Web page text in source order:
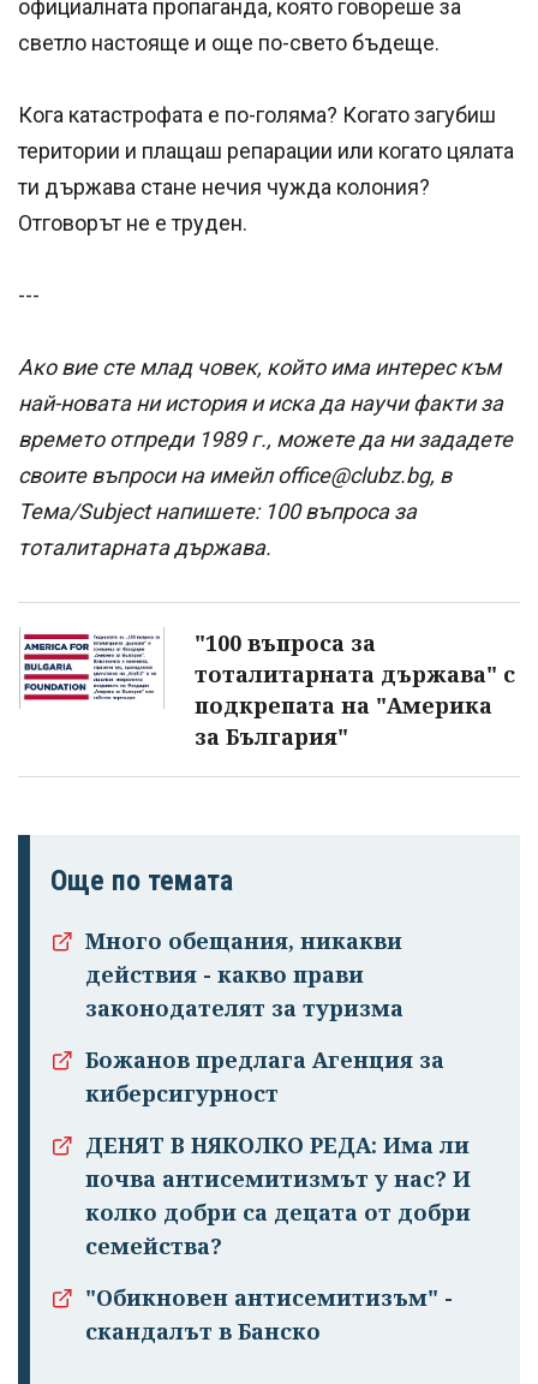
официалната пропаганда, която говореше за
светло настояще и още по-свето бъдеще.
Кога катастрофата е по-голяма? Когато загубиш
територии и плащаш репарации или когато цялата
ти държава стане нечия чужда колония?
Отговорът не е труден.
---
Ако вие сте млад човек, който има интерес към
най-новата ни история и иска да научи факти за
времето отпреди 1989 г., можете да ни зададете
своите въпроси на имейл office@clubz.bg, в
Тема/Subject напишете: 100 въпроса за
тоталитарната държава.
"100 въпроса за
тоталитарната държава" с
подкрепата на "Америка
за България"
Още по темата
Много обещания, никакви
действия - какво прави
законодателят за туризма
Божанов предлага Агенция за
киберсигурност
ДЕНЯТ В НЯКОЛКО РЕДА: Има ли
почва антисемитизмът у нас? И
колко добри са децата от добри
семейства?
"Обикновен антисемитизъм" -
скандалът в Банско